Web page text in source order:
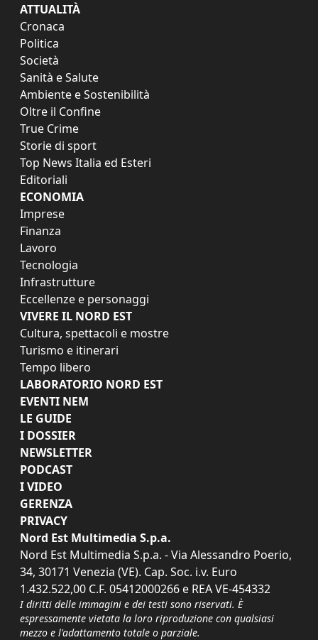
ATTUALITÀ
Cronaca
Politica
Società
Sanità e Salute
Ambiente e Sostenibilità
Oltre il Confine
True Crime
Storie di sport
Top News Italia ed Esteri
Editoriali
ECONOMIA
Imprese
Finanza
Lavoro
Tecnologia
Infrastrutture
Eccellenze e personaggi
VIVERE IL NORD EST
Cultura, spettacoli e mostre
Turismo e itinerari
Tempo libero
LABORATORIO NORD EST
EVENTI NEM
LE GUIDE
I DOSSIER
NEWSLETTER
PODCAST
I VIDEO
GERENZA
PRIVACY
Nord Est Multimedia S.p.a.
Nord Est Multimedia S.p.a. - Via Alessandro Poerio,
34, 30171 Venezia (VE). Cap. Soc. i.v. Euro
1.432.522,00 C.F. 05412000266 e REA VE-454332
I diritti delle immagini e dei testi sono riservati. È
espressamente vietata la loro riproduzione con qualsiasi
mezzo e l'adattamento totale o parziale.